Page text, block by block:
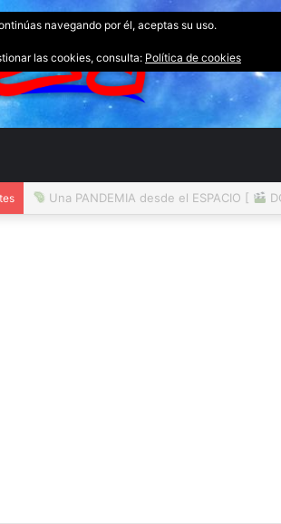
Una PANDEMIA desde el ESPACIO [
navegando por él, aceptas su uso.
las cookies, consulta: Política de cookies